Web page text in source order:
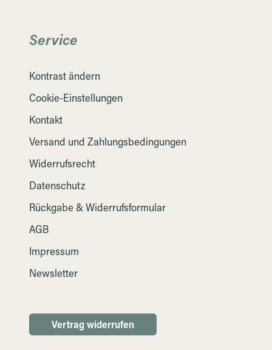
Service
Kontrast ändern
Cookie-Einstellungen
Kontakt
Versand und Zahlungsbedingungen
Widerrufsrecht
Datenschutz
Rückgabe & Widerrufsformular
AGB
Impressum
Newsletter
Vertrag widerrufen